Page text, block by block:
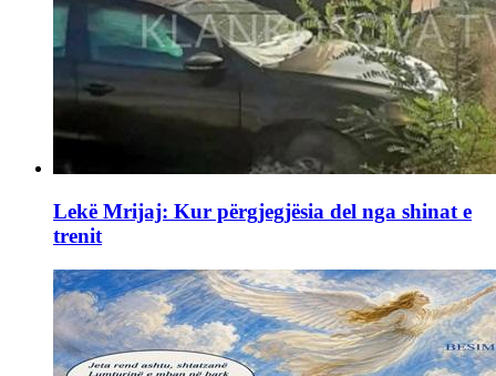
Lekë Mrijaj: Kur përgjegjësia del nga shinat e
trenit